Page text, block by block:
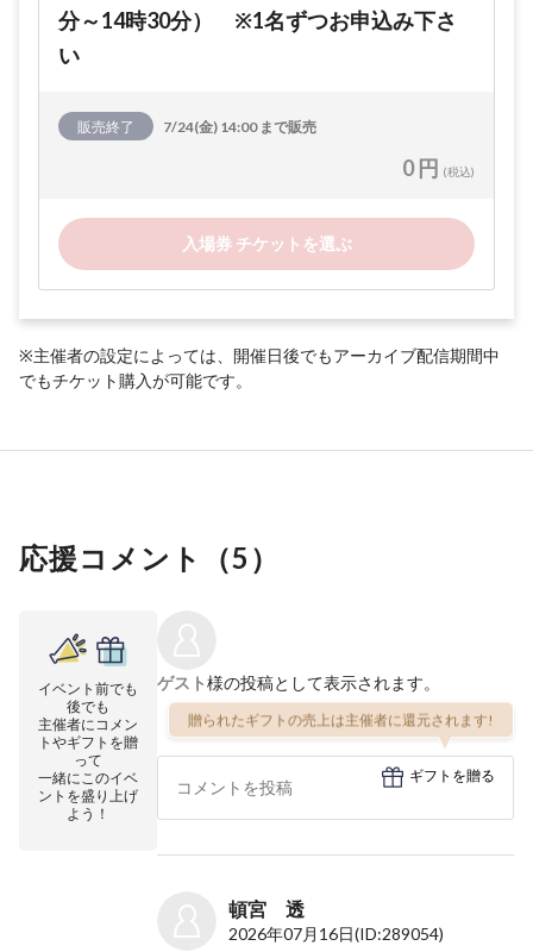
分～14時30分） ※1名ずつお申込み下さ
い
販売終了 7/24(金) 14:00 まで販売
0 円 (税込)
入場券 チケットを選ぶ
※主催者の設定によっては、開催日後でもアーカイブ配信期間中
でもチケット購入が可能です。
応援コメント（5 ）
イベント前でも
後でも
主催者にコメン
トやギフトを贈
って
一緒にこのイベ
ントを盛り上げ
よう！
ゲスト様の投稿として表示されます。
贈られたギフトの売上は主催者に還元されます!
ギフトを贈る
頓宮 透
2026年07月16日(ID:289054)